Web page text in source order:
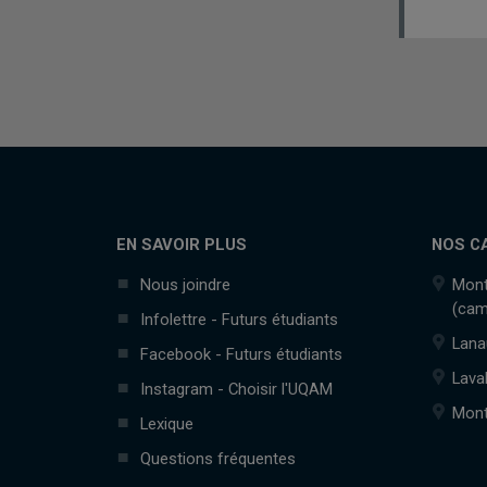
EN SAVOIR PLUS
Nous joindre
Infolettre - Futurs étudiants
Facebook - Futurs étudiants
Instagram - Choisir l'UQAM
Lexique
Questions fréquentes
NOS
Laval